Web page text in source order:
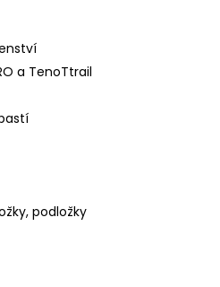
a TenoTtrail
podložky